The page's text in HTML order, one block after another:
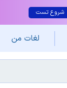
شروع تست
لغات من